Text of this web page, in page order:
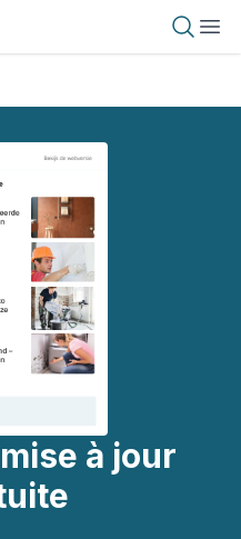
Open
à jour